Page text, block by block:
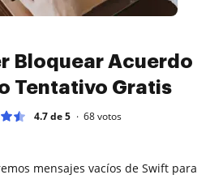
Bloquear Acuerdo
Tentativo Gratis
4.7 de 5 68votos
mensajes vacíos de Swift para